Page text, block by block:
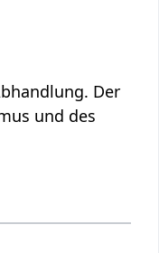
Ausdruck Ehren‏‎ in dieser kurzen Abhandlung. Der